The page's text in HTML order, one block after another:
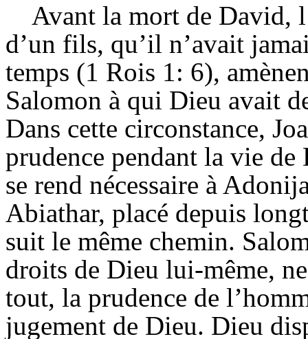
Avant la mort de David,
d’un fils, qu’il n’avait
temps (1 Rois 1: 6),
Salomon à qui Dieu avait
Dans cette circonstance,
prudence pendant la vie
se rend nécessaire à
Abiathar, placé depuis
suit le même chemin.
droits de Dieu lui-même,
tout, la prudence de
jugement de Dieu. Dieu